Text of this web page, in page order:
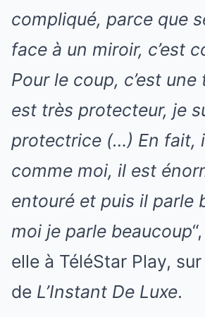
compliqué, parce que
face à un miroir, c’est
Pour le coup, c’est
est très protecteur, je
protectrice (…) En fait,
comme moi, il est
entouré et puis il parle
moi je parle beaucoup
elle à TéléStar Play,
de L’Instant De Luxe.